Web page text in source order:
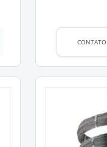
CONTATO